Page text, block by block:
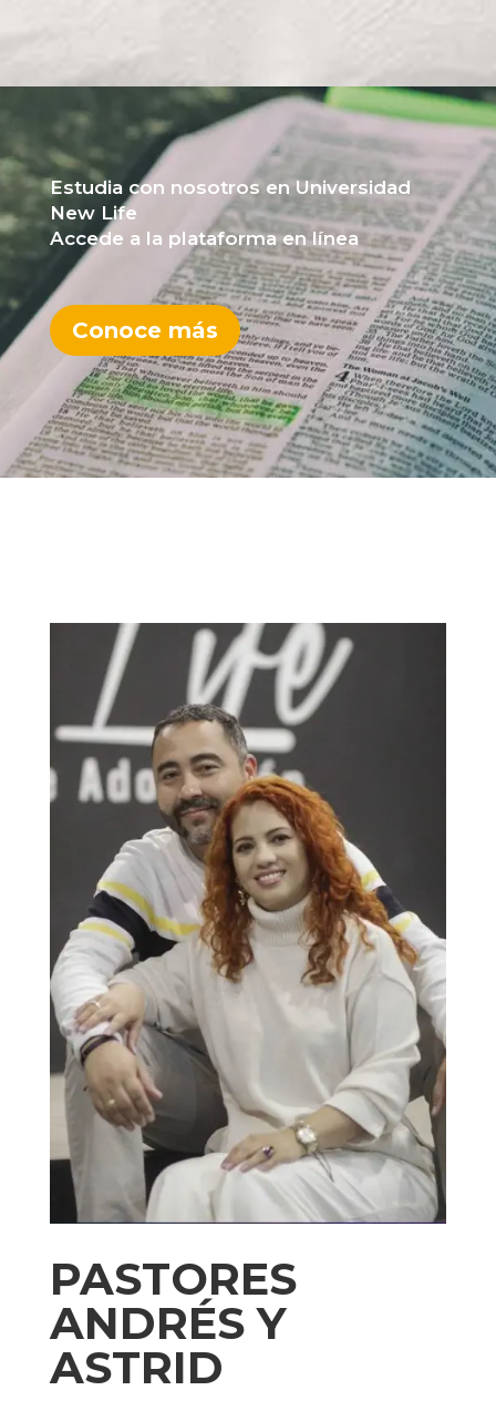
Estudia con nosotros en Universidad
New Life
Accede a la plataforma en línea
Conoce más
PASTORES
ANDRÉS Y
ASTRID